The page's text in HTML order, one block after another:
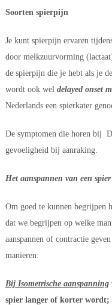
Soorten spierpijn
Je kunt spierpijn ervaren
door melkzuurvorming
de spierpijn die je hebt als je
wordt ook wel delayed onset
Nederlands een spierkater
De symptomen die horen bij
gevoeligheid bij aanraking.
Het aanspannen van een spier
Om goed te kunnen begrijpen
dat we begrijpen op welke
aanspannen of contractie
manieren:
Bij Isometrische aanspanning
spier langer of korter wordt;